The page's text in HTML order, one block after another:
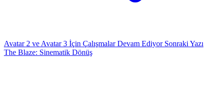
Avatar 2 ve Avatar 3 İçin Çalışmalar Devam Ediyor Sonraki Yazı
The Blaze: Sinematik Dönüş